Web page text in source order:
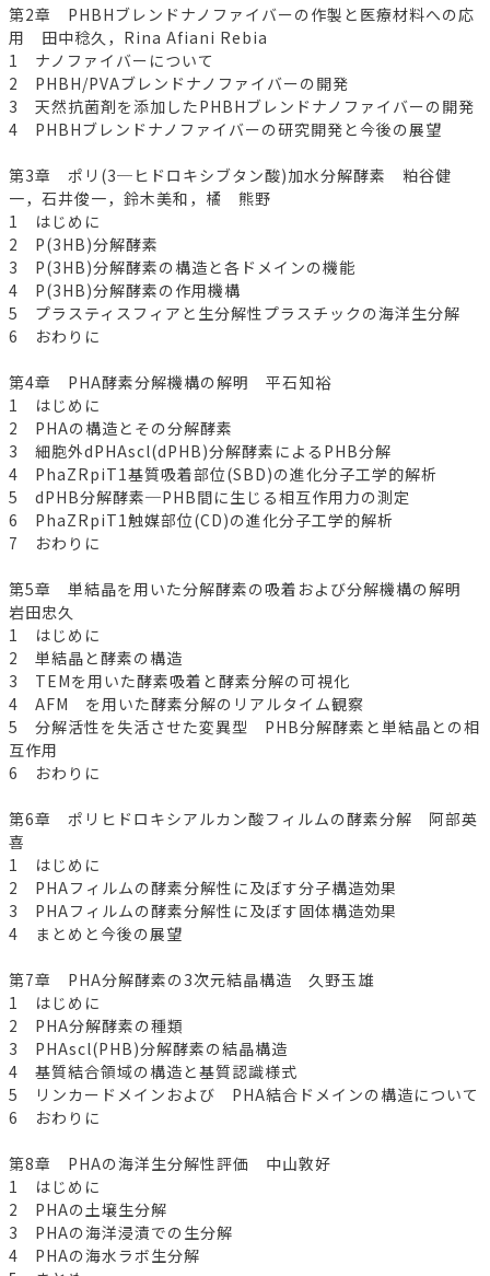
第2章 PHBHブレンドナノファイバーの作製と医療材料への応
用 田中稔久，Rina Afiani Rebia
1 ナノファイバーについて
2 PHBH/PVAブレンドナノファイバーの開発
3 天然抗菌剤を添加したPHBHブレンドナノファイバーの開発
4 PHBHブレンドナノファイバーの研究開発と今後の展望
第3章 ポリ(3─ヒドロキシブタン酸)加水分解酵素 粕谷健
一，石井俊一，鈴木美和，橘 熊野
1 はじめに
2 P(3HB)分解酵素
3 P(3HB)分解酵素の構造と各ドメインの機能
4 P(3HB)分解酵素の作用機構
5 プラスティスフィアと生分解性プラスチックの海洋生分解
6 おわりに
第4章 PHA酵素分解機構の解明 平石知裕
1 はじめに
2 PHAの構造とその分解酵素
3 細胞外dPHAscl(dPHB)分解酵素によるPHB分解
4 PhaZRpiT1基質吸着部位(SBD)の進化分子工学的解析
5 dPHB分解酵素─PHB間に生じる相互作用力の測定
6 PhaZRpiT1触媒部位(CD)の進化分子工学的解析
7 おわりに
第5章 単結晶を用いた分解酵素の吸着および分解機構の解明
岩田忠久
1 はじめに
2 単結晶と酵素の構造
3 TEMを用いた酵素吸着と酵素分解の可視化
4 AFM を用いた酵素分解のリアルタイム観察
5 分解活性を失活させた変異型 PHB分解酵素と単結晶との相
互作用
6 おわりに
第6章 ポリヒドロキシアルカン酸フィルムの酵素分解 阿部英
喜
1 はじめに
2 PHAフィルムの酵素分解性に及ぼす分子構造効果
3 PHAフィルムの酵素分解性に及ぼす固体構造効果
4 まとめと今後の展望
第7章 PHA分解酵素の3次元結晶構造 久野玉雄
1 はじめに
2 PHA分解酵素の種類
3 PHAscl(PHB)分解酵素の結晶構造
4 基質結合領域の構造と基質認識様式
5 リンカードメインおよび PHA結合ドメインの構造について
6 おわりに
第8章 PHAの海洋生分解性評価 中山敦好
1 はじめに
2 PHAの土壌生分解
3 PHAの海洋浸漬での生分解
4 PHAの海水ラボ生分解